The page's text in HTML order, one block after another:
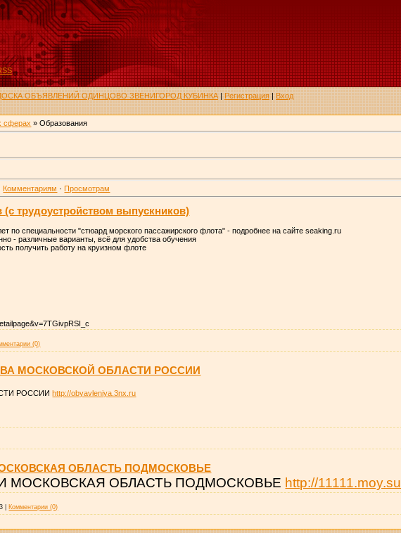
ОБЪЯВЛЕНИЙ ОДИНЦОВО ЗВЕНИГОРОД КУБИНКА|Регистрация|Вход
сферах » Образования
Комментариям ·Просмотрам
трудоустройством выпускников)
по специальности "стюард морского пассажирского флота" - подробнее на сайте seaking.ru
- различные варианты, всё для удобства обучения
получить работу на круизном флоте
(0)
МОСКОВСКОЙ ОБЛАСТИ РОССИИ
РОССИИ http://obyavleniya.3nx.ru
ОБЛАСТЬ ПОДМОСКОВЬЕ
МОСКОВСКАЯ ОБЛАСТЬ ПОДМОСКОВЬЕ http://11111.moy.su
Комментарии (0)